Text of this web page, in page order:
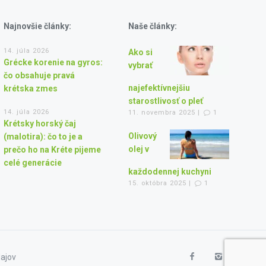
Najnovšie články:
14. júla 2026
Grécke korenie na gyros:
čo obsahuje pravá
krétska zmes
14. júla 2026
Krétsky horský čaj
(malotira): čo to je a
prečo ho na Kréte pijeme
celé generácie
Naše články:
Ako si
vybrať
najefektívnejšiu
starostlivosť o pleť
11. novembra 2025 | 1
Olivový
olej v
každodennej kuchyni
15. októbra 2025 | 1